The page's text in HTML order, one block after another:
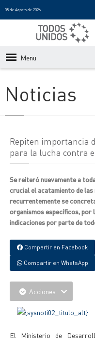
08 de Agosto de 2026
Menu
Noticias
Repiten importancia
para la lucha contra
Se reiteró nuevamente a
crucial el acatamiento de las
recurrentemente se
organismos específicos, por
indicaciones por parte de
Compartir en Facebook
Compartir en WhatsApp
Acciones
El Ministerio de